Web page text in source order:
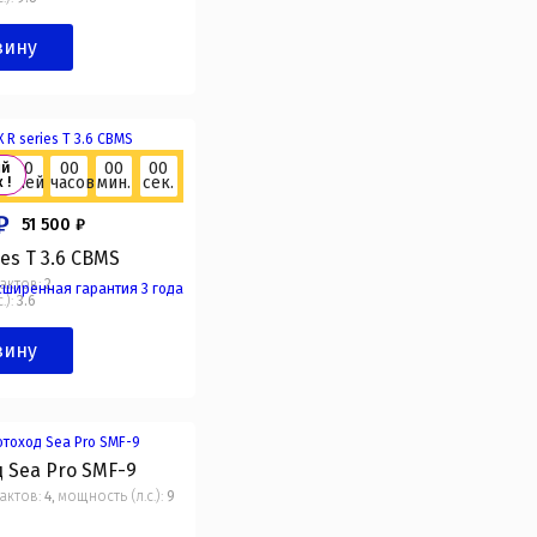
00
сек.
00
мин.
00
часов
00
дней
!
51 500 ₽
T 3.6 СBMS
2,
3.6
Sea Pro SMF-9
4, мощность (л.с.): 9